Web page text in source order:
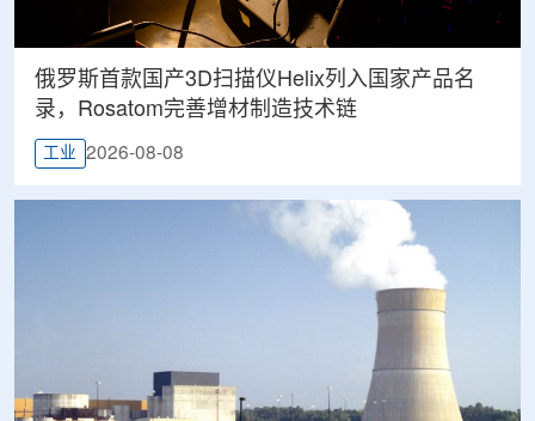
俄罗斯首款国产3D扫描仪Helix列入国家产品名
录，Rosatom完善增材制造技术链
工业 2026-08-08